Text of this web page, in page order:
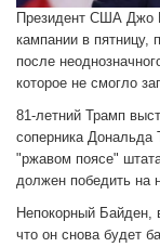
Президент США Джо
кампании в пятницу,
после
которое не смогло
81-летний Трамп
соперника Дональда
"ржавом поясе"
должен победить на
Непокорный Байден,
что он снова будет